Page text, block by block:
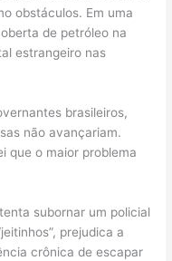
obstáculos. Em uma
de petróleo na
estrangeiro nas
brasileiros,
não avançariam.
que o maior problema
subornar um policial
prejudica a
crônica de escapar